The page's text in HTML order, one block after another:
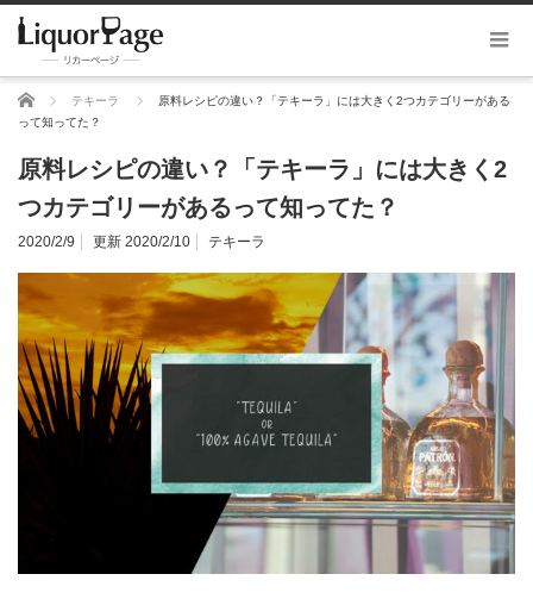
ホーム テキーラ
原料レシピの違い？「テキーラ」には大きく2つカテゴリーがある
って知ってた？
原料レシピの違い？「テキーラ」には大きく2
つカテゴリーがあるって知ってた？
2020/2/9 更新 2020/2/10 テキーラ